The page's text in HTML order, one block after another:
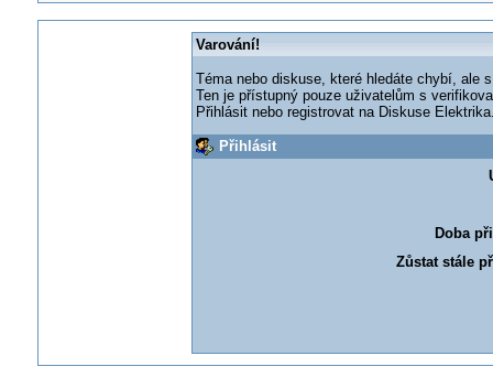
Varování!
Téma nebo diskuse, které hledáte chybí, ale
Ten je přístupný pouze uživatelům s
Přihlásit nebo registrovat na Diskuse
Přihlásit
Doba
Zůstat stále